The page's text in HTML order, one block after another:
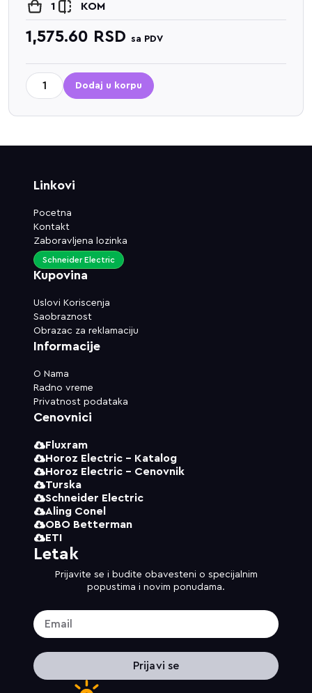
1 KOM
1,575.60 RSD sa PDV
Dodaj u korpu
Linkovi
Pocetna
Kontakt
Zaboravljena lozinka
Kupovina
Uslovi Koriscenja
Saobraznost
Obrazac za reklamaciju
Schneider Electric
Informacije
O Nama
Radno vreme
Privatnost podataka
Cenovnici
Fluxram
Horoz Electric - Katalog
Horoz Electric - Cenovnik
Turska
Schneider Electric
Aling Conel
OBO Betterman
ETI
Letak
Prijavite se i budite obavesteni o specijalnim
popustima i novim ponudama.
Prijavi se